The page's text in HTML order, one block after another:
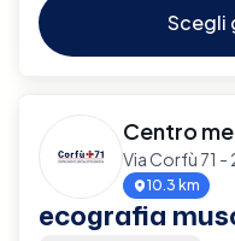
Scegli
Centro
Via Corfù 71 -
10.3 km
ecografia